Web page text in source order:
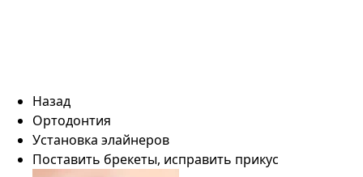
Назад
Ортодонтия
Установка элайнеров
Поставить брекеты, исправить прикус